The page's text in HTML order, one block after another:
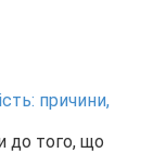
до того, що